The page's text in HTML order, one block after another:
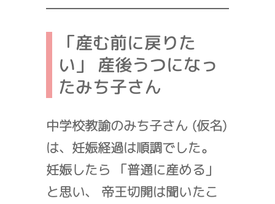
「産む前に戻りた
い」 産後うつになっ
たみち子さん
中学校教諭のみち子さん (仮名)
は、妊娠経過は順調でした。
妊娠したら 「普通に産める」
と思い、 帝王切開は聞いたこ